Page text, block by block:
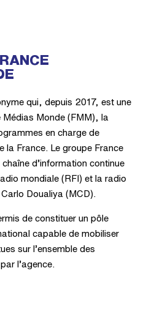
qui, depuis 2017, est une
Monde (FMM), la
en charge de
la France. Le groupe France
d’information continue
mondiale (RFI) et la radio
Doualiya (MCD).
de constituer un pôle
capable de mobiliser
sur l’ensemble des
l’agence.